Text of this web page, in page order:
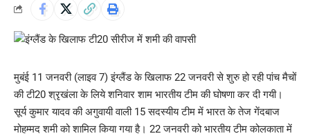
मुबंई 11 जनवरी (लाइव 7) इंग्लैंड के खिलाफ 22 जनवरी से शुरु हो रही पांच मैचों
की टी20 श्रृखंला के लिये शनिवार शाम भारतीय टीम की घोषणा कर दी गयी।
सूर्य कुमार यादव की अगुवायी वाली 15 सदस्यीय टीम में भारत के तेज गेंदबाज
मोहम्मद शमी को शामिल किया गया है। 22 जनवरी को भारतीय टीम कोलकाता में